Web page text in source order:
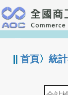
跳
到
主
要
:::
||首頁〉統
全